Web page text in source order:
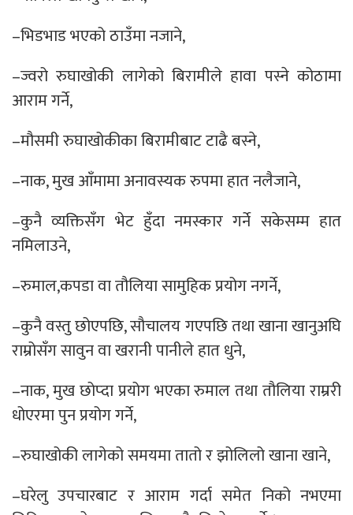
–भिडभाड भएको ठाउँमा नजाने,
–ज्वरो रुघाखोकी लागेको बिरामीले हावा पस्ने कोठामा
आराम गर्ने,
–मौसमी रुघाखोकीका बिरामीबाट टाढै बस्ने,
–नाक, मुख आँमामा अनावस्यक रुपमा हात नलैजाने,
–कुनै व्यक्तिसँग भेट हुँदा नमस्कार गर्ने सकेसम्म हात
नमिलाउने,
–रुमाल,कपडा वा तौलिया सामुहिक प्रयोग नगर्ने,
–कुनै वस्तु छोएपछि, सौचालय गएपछि तथा खाना खानुअघि
राम्रोसँग सावुन वा खरानी पानीले हात धुने,
–नाक, मुख छोप्दा प्रयोग भएका रुमाल तथा तौलिया राम्ररी
धोएरमा पुन प्रयोग गर्ने,
–रुघाखोकी लागेको समयमा तातो र झोलिलो खाना खाने,
–घरेलु उपचारबाट र आराम गर्दा समेत निको नभएमा